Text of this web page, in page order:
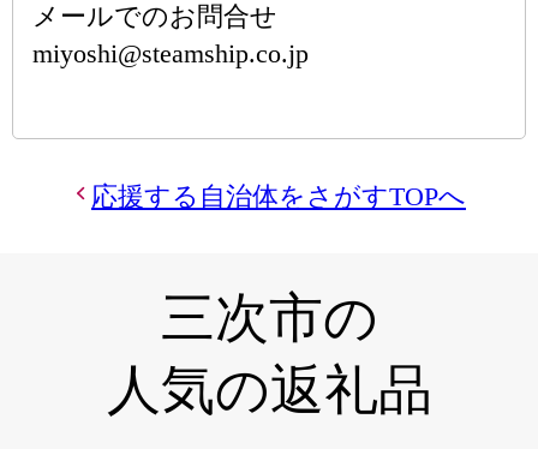
メールでのお問合せ
miyoshi@steamship.co.jp
応援する自治体をさがすTOPへ
三次市の
人気の返礼品